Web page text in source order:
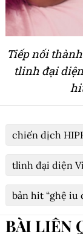
Tiếp nối
tlinh đại
chiến dịch
tlinh đại diện
bản hit “ghệ iu
BÀI LIÊN